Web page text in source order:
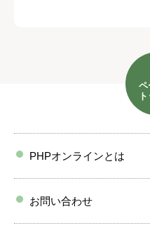
ペ
PHPオンラインとは
お問い合わせ